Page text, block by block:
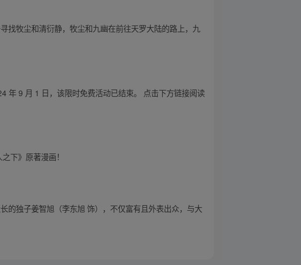
找牧尘和清衍静，牧尘和九幽在前往天罗大陆的路上，九
年 9 月 1 日，该限时免费活动已结束。 点击下方链接阅读
下》原著漫画！
的独子姜智旭（李东旭 饰），不仅富有且外表出众，与大